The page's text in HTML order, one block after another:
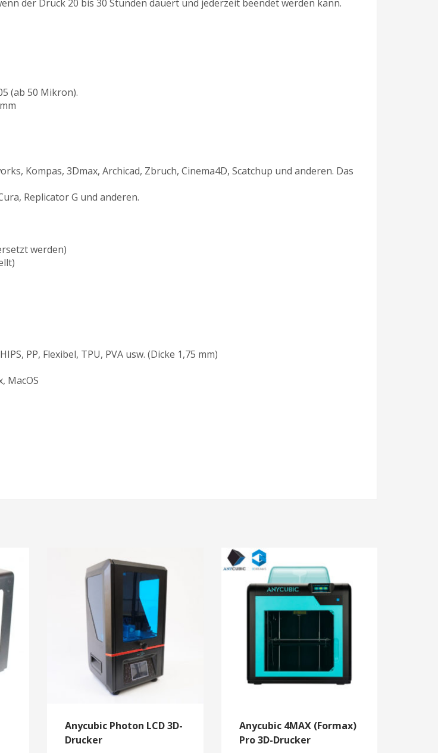
der Druck 20 bis 30 Stunden dauert und jederzeit beendet werden kann.
(ab 50 Mikron).
Kompas, 3Dmax, Archicad, Zbruch, Cinema4D, Scatchup und anderen. Das
Replicator G und anderen.
werden)
PP, Flexibel, TPU, PVA usw. (Dicke 1,75 mm)
MacOS
Anycubic Photon LCD 3D-
Drucker
Anycubic 4MAX (Formax)
Pro 3D-Drucker